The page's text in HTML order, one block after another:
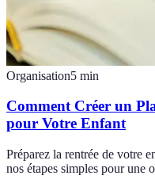
Organisation5 min
Comment Créer un
pour Votre Enfant
Préparez la rentrée de votre
nos étapes simples pour une